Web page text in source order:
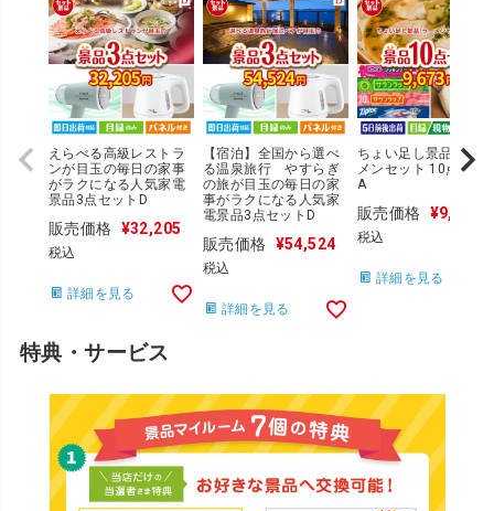
えらべる高級レストラ
ンが目玉の毎日の家事
がラクになる人気家電
景品3点セットD
販売価格 ¥32,205
税込
詳細を見る
【宿泊】全国から選べ
る温泉旅行 やすらぎ
の旅が目玉の毎日の家
事がラクになる人気家
電景品3点セットD
販売価格 ¥54,524
税込
詳細を見る
ちょい足し景品 ラー
メンセット 10点セッ
A
販売価格 ¥9,673
税込
詳細を見る
特典・サービス